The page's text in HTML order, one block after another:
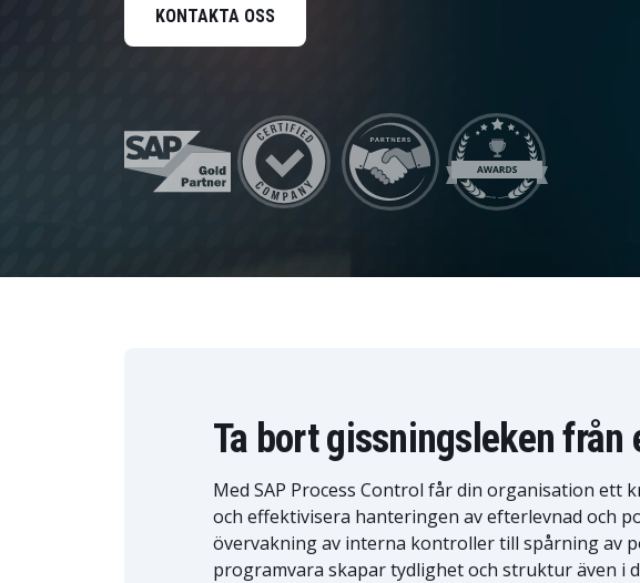
HR Management
Data och analys
Trygghet och tillit
KONTAKTA OSS
Ta bort gissningsleken från
Med SAP Process Control får din organisation
och effektivisera hanteringen av efterlevnad och
övervakning av interna kontroller till spårning av
programvara skapar tydlighet och struktur även i